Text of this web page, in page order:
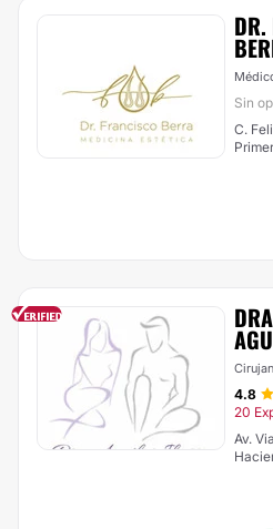
DR.
Sin
C.
4.8
20
Av.